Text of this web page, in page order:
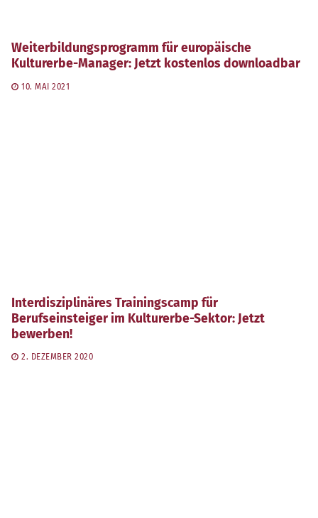
Weiterbildungsprogramm für europäische
Kulturerbe-Manager: Jetzt kostenlos downloadbar
10. MAI 2021
Interdisziplinäres Trainingscamp für
Berufseinsteiger im Kulturerbe-Sektor: Jetzt
bewerben!
2. DEZEMBER 2020